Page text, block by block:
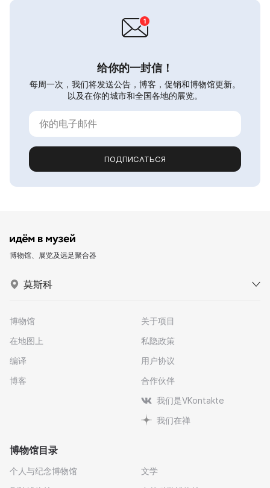
给你的一封信！
每周一次，我们将发送公告，博客，促销和博物馆更新。
以及在你的城市和全国各地的展览。
ПОДПИСАТЬСЯ
博物馆、展览及远足聚合器
莫斯科
博物馆
在地图上
编译
博客
关于项目
私隐政策
用户协议
合作伙伴
我们是VKontakte
我们在禅
博物馆目录
个人与纪念博物馆
文学